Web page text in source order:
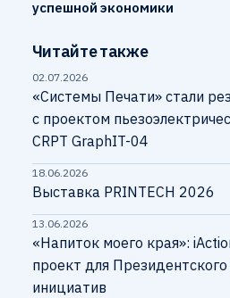
успешной экономики
Читайте также
02.07.2026
«Системы Печати» стали
с проектом
CRPT GraphIT-04
18.06.2026
Выставка PRINTECH 2026
13.06.2026
«Напиток моего края»:
проект для
инициатив